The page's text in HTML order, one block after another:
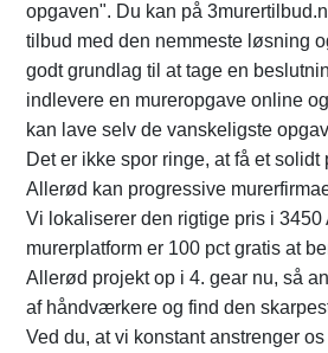
opgaven". Du kan på
tilbud med den nemmeste løsning
godt grundlag til at tage en
indlevere en mureropgave online
kan lave selv de vanskeligste
Det er ikke spor ringe, at få et solidt
Allerød kan progressive
Vi lokaliserer den rigtige pris i
murerplatform er 100 pct gratis at
Allerød projekt op i 4. gear nu, så
af håndværkere og find den
Ved du, at vi konstant anstrenger